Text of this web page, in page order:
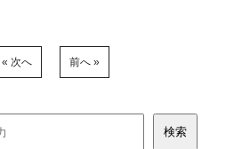
« 次へ 前へ »